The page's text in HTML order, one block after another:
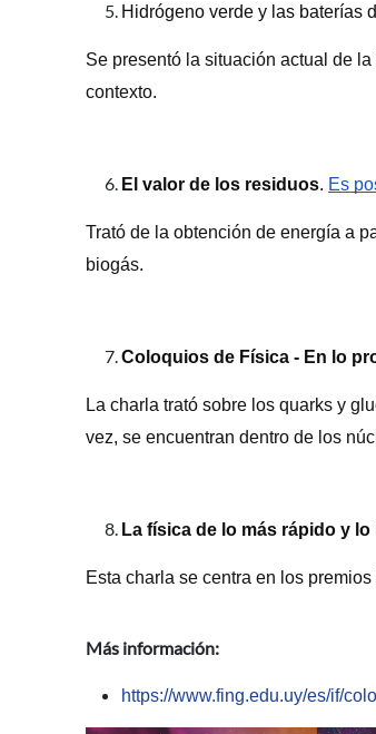
Hidrógeno verde y las baterías
Se presentó la situación actual de
contexto.
El valor de los residuos. Es
Trató de la obtención de energía a
biogás.
Coloquios de Física - En lo
La charla trató sobre los quarks y
vez, se encuentran dentro de los
La física de lo más rápido y
Esta charla se centra en los
Más información:
https://www.fing.edu.uy/es/if/